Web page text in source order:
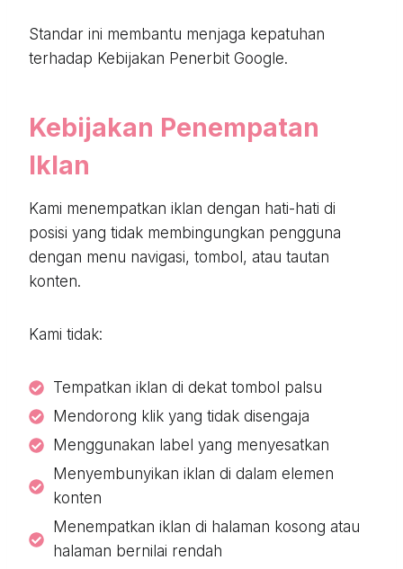
Standar ini membantu menjaga kepatuhan
terhadap Kebijakan Penerbit Google.
Kebijakan Penempatan
Iklan
Kami menempatkan iklan dengan hati-hati di
posisi yang tidak membingungkan pengguna
dengan menu navigasi, tombol, atau tautan
konten.
Kami tidak:
Tempatkan iklan di dekat tombol palsu
Mendorong klik yang tidak disengaja
Menggunakan label yang menyesatkan
Menyembunyikan iklan di dalam elemen
konten
Menempatkan iklan di halaman kosong atau
halaman bernilai rendah